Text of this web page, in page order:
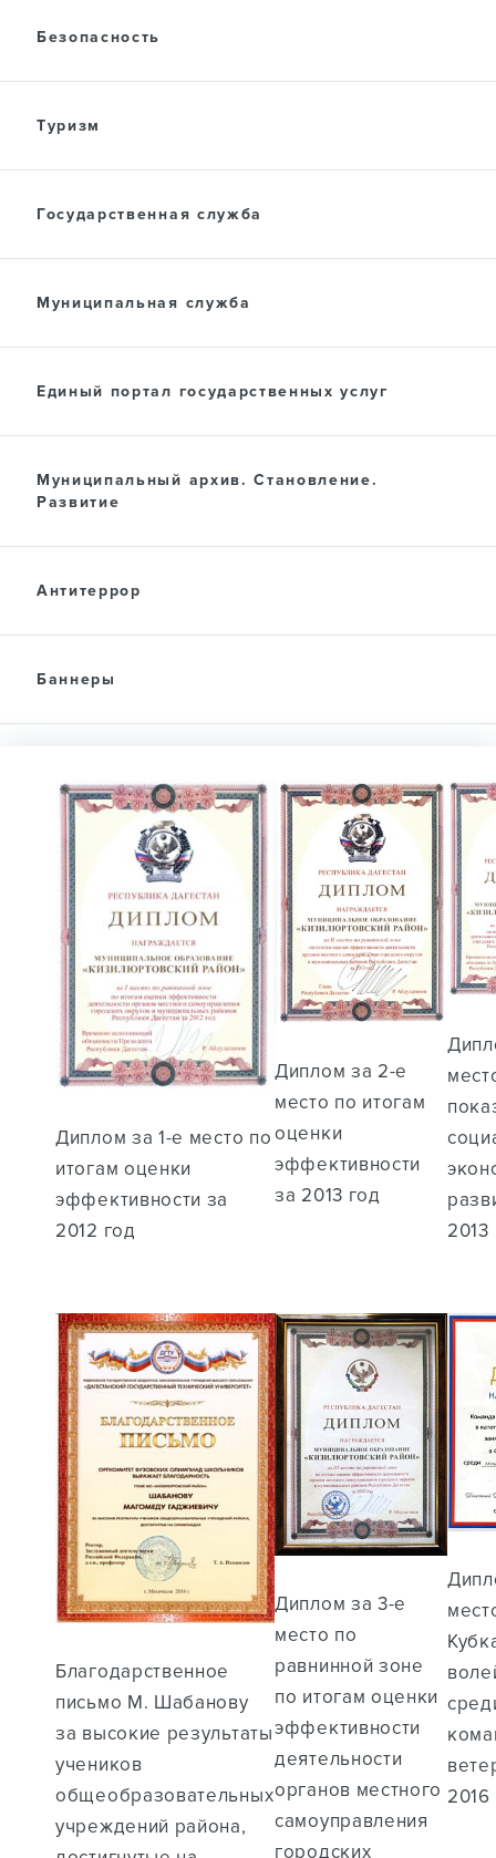
Безопасность
Туризм
Государственная служба
Муниципальная служба
Единый портал государственных услуг
Муниципальный архив. Становление.
Развитие
Антитеррор
Баннеры
Диплом за 1-е место по
итогам оценки
эффективности за
2012 год
Диплом за 2-е
место по итогам
оценки
эффективности
за 2013 год
2013
Благодарственное
письмо М. Шабанову
за высокие результаты
учеников
общеобразовательных
учреждений района,
Диплом за 3-е
место по
равнинной зоне
по итогам оценки
эффективности
деятельности
органов местного
самоуправления
городских
2016